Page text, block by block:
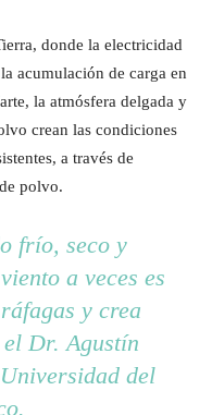
donde la electricidad
acumulación de carga en
la atmósfera delgada y
crean las condiciones
a través de
polvo.
frío, seco y
a veces es
y crea
Dr. Agustín
del